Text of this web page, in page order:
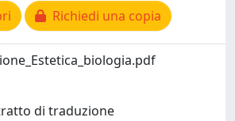
Richiedi una copia
di traduzione